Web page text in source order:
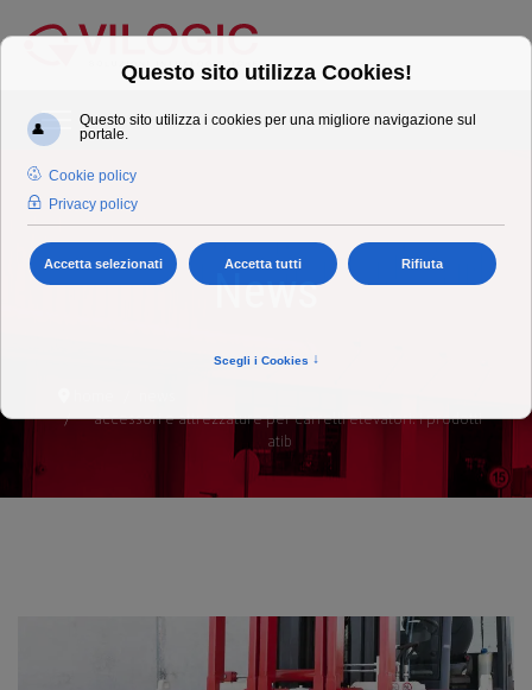
News
accessori e attrezzature per carrelli elevatori: i prodotti
atib